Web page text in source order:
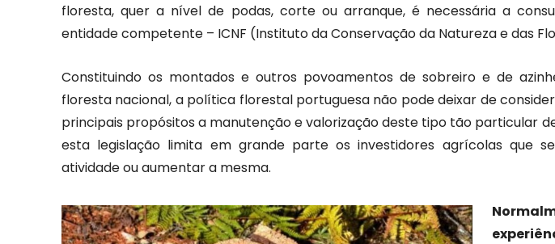
floresta, quer a nível de podas, corte ou arranque, é necessária a
entidade competente – ICNF (Instituto da Conservação da Natureza e das
Constituindo os montados e outros povoamentos de sobreiro e de
floresta nacional, a política florestal portuguesa não pode deixar de
principais propósitos a manutenção e valorização deste tipo tão particular
esta legislação limita em grande parte os investidores agrícolas que
atividade ou aumentar a mesma.
Norm